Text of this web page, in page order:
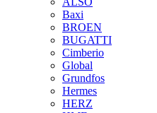
Baxi
BROEN
BUGATTI
Cimberio
Global
Grundfos
Hermes
HERZ